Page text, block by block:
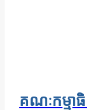
គណៈកម្មាធិ